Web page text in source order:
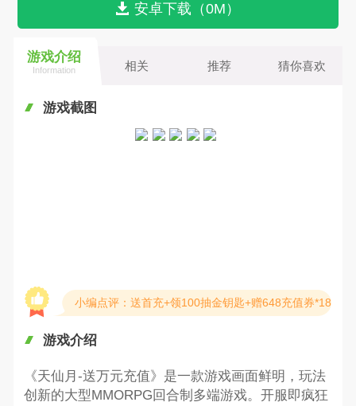
安卓下载（0M）
游戏介绍
Information 相关 推荐 猜你喜欢
游戏截图
小编点评：送首充+领100抽金钥匙+赠648充值券*18
游戏介绍
《天仙月-送万元充值》是一款游戏画面鲜明，玩法
创新的大型MMORPG回合制多端游戏。开服即疯狂